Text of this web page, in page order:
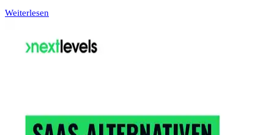
Weiterlesen